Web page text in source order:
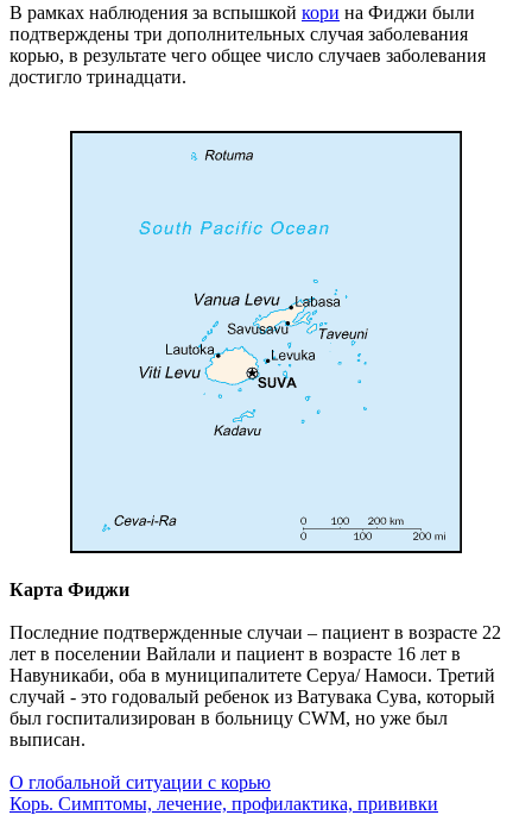
В рамках наблюдения за вспышкой кори на Фиджи были
подтверждены три дополнительных случая заболевания
корью, в результате чего общее число случаев заболевания
достигло тринадцати.
Карта Фиджи
Последние подтвержденные случаи – пациент в возрасте 22
лет в поселении Вайлали и пациент в возрасте 16 лет в
Навуникаби, оба в муниципалитете Серуа/ Намоси. Третий
случай - это годовалый ребенок из Ватувака Сува, который
был госпитализирован в больницу CWM, но уже был
выписан.
О глобальной ситуации с корью
Корь. Симптомы, лечение, профилактика, прививки